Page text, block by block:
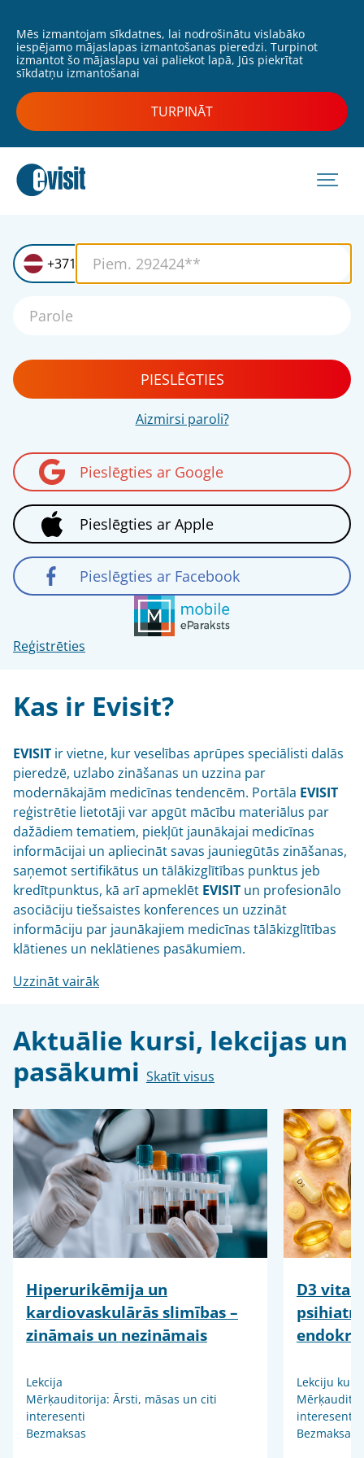
Mēs izmantojam sīkdatnes, lai nodrošinātu vislabāko
iespējamo mājaslapas izmantošanas pieredzi. Turpinot
izmantot šo mājaslapu vai paliekot lapā, Jūs piekrītat
sīkdatņu izmantošanai
TURPINĀT
+371
PIESLĒGTIES
Aizmirsi paroli?
Pieslēgties ar Google
Pieslēgties ar Apple
Pieslēgties ar Facebook
Reģistrēties
Kas ir Evisit?
EVISIT ir vietne, kur veselības aprūpes speciālisti dalās
pieredzē, uzlabo zināšanas un uzzina par
modernākajām medicīnas tendencēm. Portāla EVISIT
reģistrētie lietotāji var apgūt mācību materiālus par
dažādiem tematiem, piekļūt jaunākajai medicīnas
informācijai un apliecināt savas jauniegūtās zināšanas,
saņemot sertifikātus un tālākizglītības punktus jeb
kredītpunktus, kā arī apmeklēt EVISIT un profesionālo
asociāciju tiešsaistes konferences un uzzināt
informāciju par jaunākajiem medicīnas tālākizglītības
klātienes un neklātienes pasākumiem.
Uzzināt vairāk
Aktuālie kursi, lekcijas un
pasākumi Skatīt visus
Hiperurikēmija un
kardiovaskulārās slimības –
zināmais un nezināmais
Lekcija
Mērķauditorija: Ārsti, māsas un citi
interesenti
Bezmaksas
D3
Lekciju
interesenti
Bezmaksas